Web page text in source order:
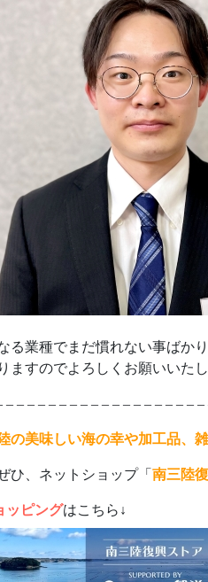
る業種でまだ慣れない事ばか
ますのでよろしくお願いいたし
– – – – – – – – – – – – – – – – – –
の美味しい海の幸や加工品、
ひ、ネットショップ「 南三陸
ッピングはこちら↓